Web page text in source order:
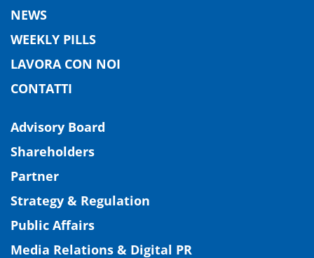
NEWS
WEEKLY PILLS
LAVORA CON NOI
CONTATTI
Advisory Board
Shareholders
Partner
Strategy & Regulation
Public Affairs
Media Relations & Digital PR